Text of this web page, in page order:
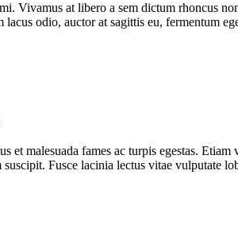
Vivamus at libero a sem dictum rhoncus
odio, auctor at sagittis eu, fermentum
et malesuada fames ac turpis egestas.
Fusce lacinia lectus vitae vulputate